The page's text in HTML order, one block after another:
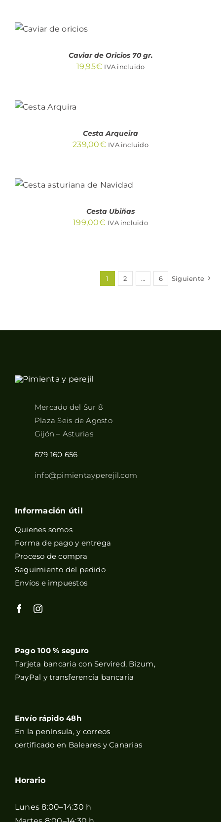
CARRITO
Caviar de Oricios 70 gr.
19,95€ IVA incluido
CARRITO
Cesta Arqueira
239,00€ IVA incluido
/
Cesta Ubiñas
199,00€ IVA incluido
1 2 … 6 Siguiente
Mercado del Sur 8
Plaza Seis de Agosto
Gijón – Asturias
679 160 656
info@pimientayperejil.com
Información útil
Quienes somos
Forma de pago y entrega
Proceso de compra
Seguimiento del pedido
Envíos e impuestos
Pago 100 % seguro
Tarjeta bancaria con Servired, Bizum,
PayPal y transferencia bancaria
Envío rápido 48h
En la península, y correos
certificado en Baleares y Canarias
Horario
Lunes 8:00–14:30 h